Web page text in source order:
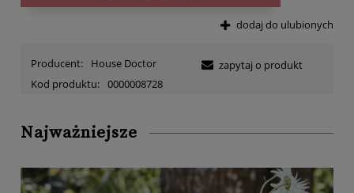
dodaj do ulubionych
Producent:
House Doctor
Kod produktu: 0000008728
zapytaj o produkt
Najważniejsze